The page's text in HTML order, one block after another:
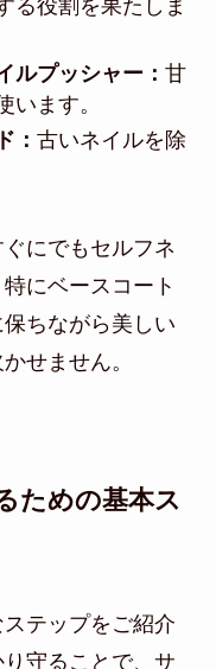
る役割を果たしま
ルプッシャー： 甘
います。
： 古いネイルを除
にでもセルフネ
にベースコート
ちながら美しい
せません。
ための基本ス
テップをご紹介
守ることで、サ